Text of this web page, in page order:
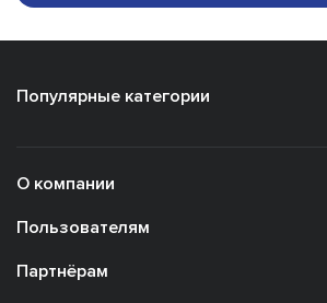
Популярные категории
О компании
Пользователям
Партнёрам